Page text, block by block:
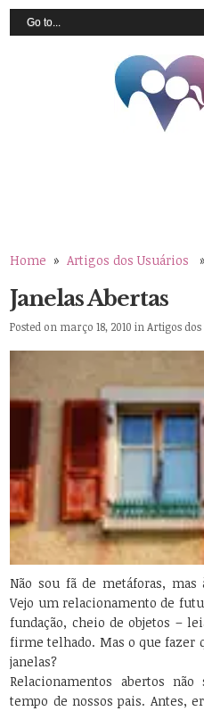
Home »Artigos dos Usuários
Janelas Abertas
Posted on março 18, 2010 inArtigos
Não sou fã de metáforas, mas
Vejo um relacionamento de
fundação, cheio de objetos –
firme telhado. Mas o que fazer
janelas?
Relacionamentos abertos
tempo de nossos pais. Antes,